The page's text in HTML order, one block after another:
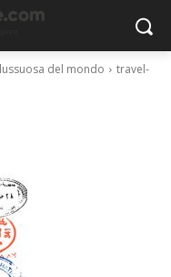
del mondo
travel-